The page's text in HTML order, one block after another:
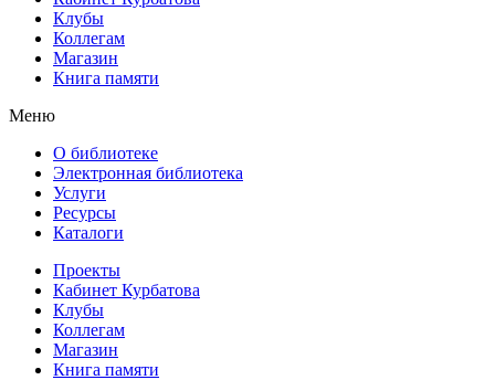
Клубы
Коллегам
Магазин
Книга памяти
Меню
О библиотеке
Электронная библиотека
Услуги
Ресурсы
Каталоги
Проекты
Кабинет Курбатова
Клубы
Коллегам
Магазин
Книга памяти